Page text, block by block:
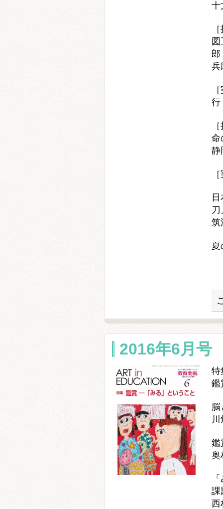
郎
行
命
刀
筑
夏
2016年6月
特
鑑
鑑
奥
課